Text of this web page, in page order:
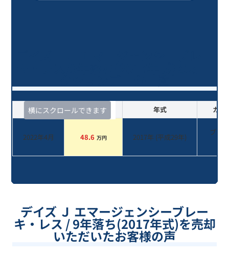
横にスクロールできます
査定時期 セルカ実績 年式 カラ
2022年4月 48.6 万円 2017年 (平成29年)
ブラ
デイズ Ｊ エマージェンシーブレー
キ・レス / 9年落ち(2017年式)を売却
いただいたお客様の声